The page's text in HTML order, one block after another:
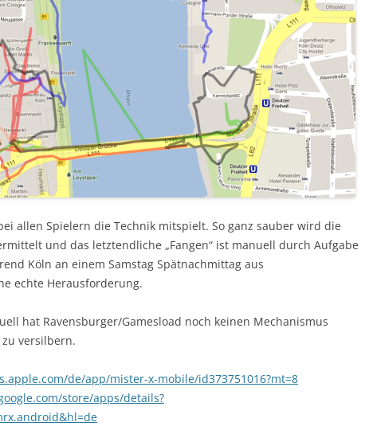
allen Spielern die Technik mitspielt. So ganz sauber wird die
und das letztendliche „Fangen“ ist manuell durch Aufgabe
Köln an einem Samstag Spätnachmittag aus
echte Herausforderung.
hat Ravensburger/Gamesload noch keinen Mechanismus
versilbern.
de/app/mister-x-mobile/id373751016?mt=8
store/apps/details?